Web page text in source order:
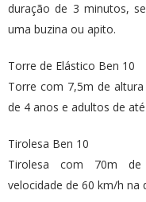
duração de 3 minutos,
uma buzina ou apito.
Torre de Elástico Ben 10
Torre com 7,5m de
de 4 anos e adultos de
Tirolesa Ben 10
Tirolesa com 70m de
velocidade de 60 km/h na